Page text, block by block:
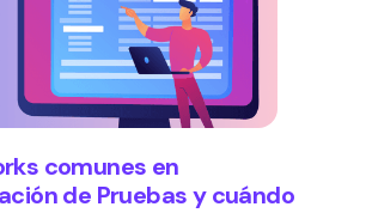
comunes en
de Pruebas y cuándo